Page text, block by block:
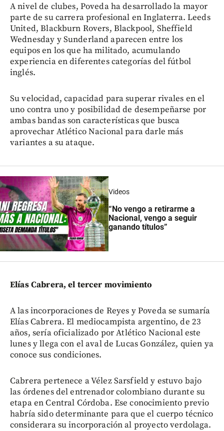
A nivel de clubes, Poveda ha desarrollado la mayor
parte de su carrera profesional en Inglaterra. Leeds
United, Blackburn Rovers, Blackpool, Sheffield
Wednesday y Sunderland aparecen entre los
equipos en los que ha militado, acumulando
experiencia en diferentes categorías del fútbol
inglés.
Su velocidad, capacidad para superar rivales en el
uno contra uno y posibilidad de desempeñarse por
ambas bandas son características que busca
aprovechar Atlético Nacional para darle más
variantes a su ataque.
Videos
“No vengo a retirarme a
Nacional, vengo a seguir
ganando títulos”
Elías Cabrera, el tercer movimiento
A las incorporaciones de Reyes y Poveda se sumaría
Elías Cabrera. El mediocampista argentino, de 23
años, sería oficializado por Atlético Nacional este
lunes y llega con el aval de Lucas González, quien ya
conoce sus condiciones.
Cabrera pertenece a Vélez Sarsfield y estuvo bajo
las órdenes del entrenador colombiano durante su
etapa en Central Córdoba. Ese conocimiento previo
habría sido determinante para que el cuerpo técnico
considerara su incorporación al proyecto verdolaga.